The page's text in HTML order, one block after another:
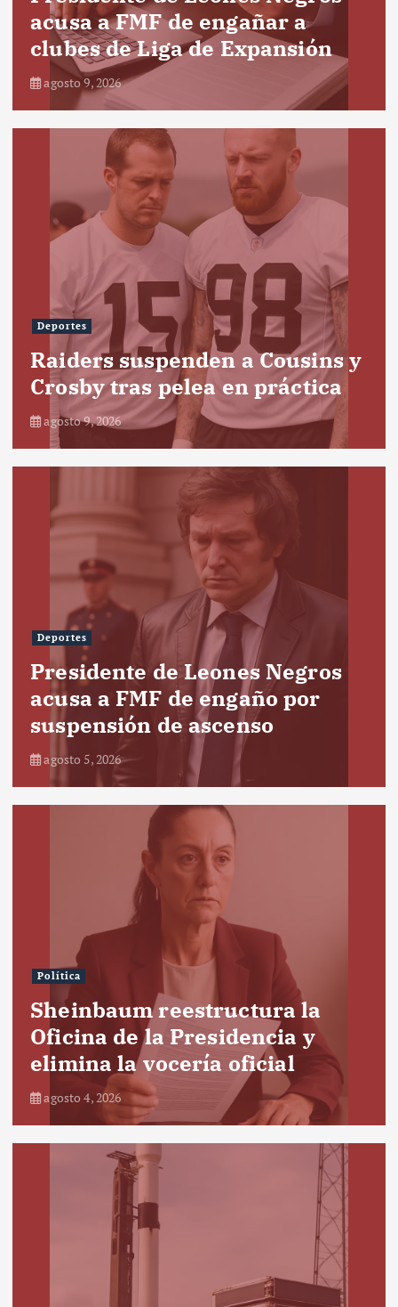
acusa a FMF de engañar a
clubes de Liga de Expansión
agosto 9, 2026
Deportes
Raiders suspenden a Cousins y
Crosby tras pelea en práctica
agosto 9, 2026
Deportes
Presidente de Leones Negros
acusa a FMF de engaño por
suspensión de ascenso
agosto 5, 2026
Política
Sheinbaum reestructura la
Oficina de la Presidencia y
elimina la vocería oficial
agosto 4, 2026